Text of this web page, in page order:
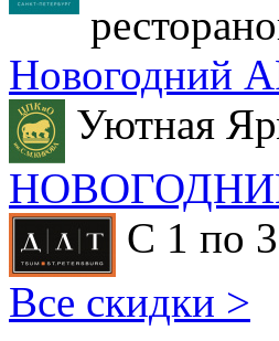
Новогодний
Уютная
С 1 по
Все скидки >